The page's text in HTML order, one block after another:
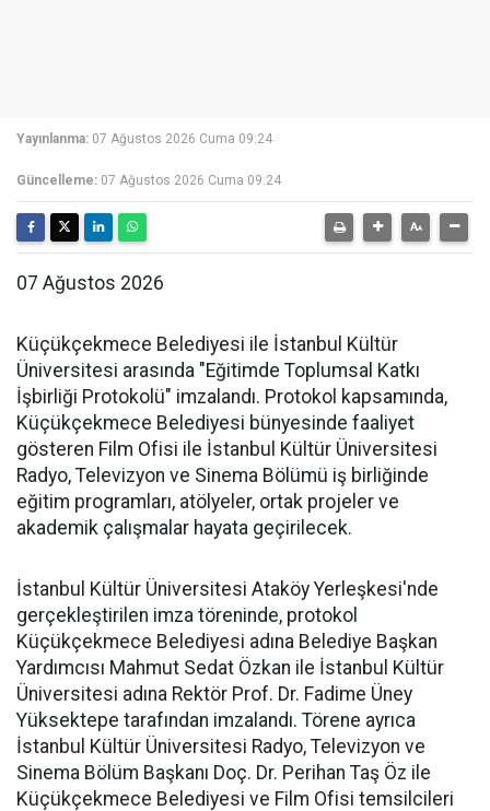
Yayınlanma: 07 Ağustos 2026 Cuma 09:24
Güncelleme: 07 Ağustos 2026 Cuma 09:24
07 Ağustos 2026
Küçükçekmece Belediyesi ile İstanbul Kültür
Üniversitesi arasında "Eğitimde Toplumsal Katkı
İşbirliği Protokolü" imzalandı. Protokol kapsamında,
Küçükçekmece Belediyesi bünyesinde faaliyet
gösteren Film Ofisi ile İstanbul Kültür Üniversitesi
Radyo, Televizyon ve Sinema Bölümü iş birliğinde
eğitim programları, atölyeler, ortak projeler ve
akademik çalışmalar hayata geçirilecek.
İstanbul Kültür Üniversitesi Ataköy Yerleşkesi'nde
gerçekleştirilen imza töreninde, protokol
Küçükçekmece Belediyesi adına Belediye Başkan
Yardımcısı Mahmut Sedat Özkan ile İstanbul Kültür
Üniversitesi adına Rektör Prof. Dr. Fadime Üney
Yüksektepe tarafından imzalandı. Törene ayrıca
İstanbul Kültür Üniversitesi Radyo, Televizyon ve
Sinema Bölüm Başkanı Doç. Dr. Perihan Taş Öz ile
Küçükçekmece Belediyesi ve Film Ofisi temsilcileri